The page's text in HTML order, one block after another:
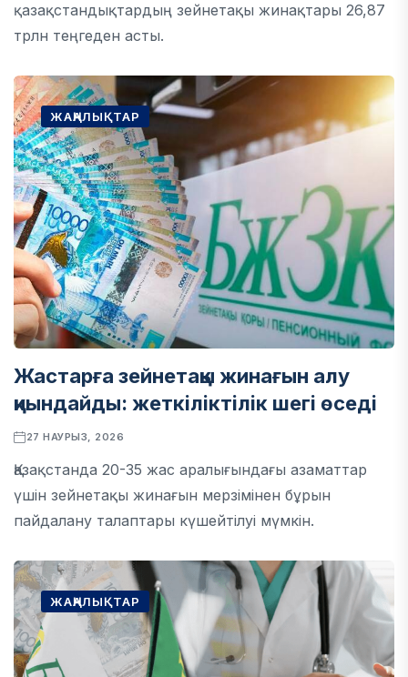
қазақстандықтардың зейнетақы жинақтары 26,87
трлн теңгеден асты.
ЖАҢАЛЫҚТАР
Жастарға зейнетақы жинағын алу
қиындайды: жеткіліктілік шегі өседі
27 НАУРЫЗ, 2026
Қазақстанда 20-35 жас аралығындағы азаматтар
үшін зейнетақы жинағын мерзімінен бұрын
пайдалану талаптары күшейтілуі мүмкін.
ЖАҢАЛЫҚТАР